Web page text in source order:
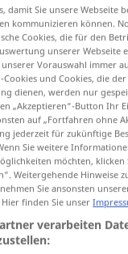
:
;
anklicken/
damit Sie unsere Webseite
kommunizieren können.
Cookies, die für den
unserer Webseite
Vorauswahl immer
und Cookies, die
dienen, werden nur
„Akzeptieren“-Button Ihr
auf „Fortfahren ohne
jederzeit für zukünftige
Sie weitere
möchten, klicken
Weitergehende Hinweise
Sie ansonsten
Hier finden Sie unser
verarbeiten